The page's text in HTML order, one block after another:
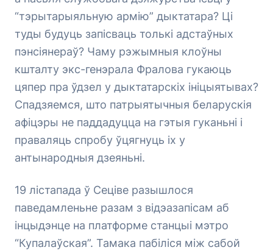
“тэрытарыяльную армію” дыктатара? Ці
туды будуць запісваць толькі адстаўных
пэнсіянераў? Чаму рэжымныя клоўны
кшталту экс-генэрала Фралова гукаюць
цяпер пра ўдзел у дыктатарскіх ініцыятывах?
Спадзяемся, што патрыятычныя беларускія
афіцэры не паддадуцца на гэтыя гуканьні і
праваляць спробу ўцягнуць іх у
антынародныя дзеяньні.
19 лістапада ў Сеціве разышлося
паведамленьне разам з відэазапісам аб
інцыдэнце на платформе станцыі мэтро
“Купалаўская”. Тамака пабіліся між сабой